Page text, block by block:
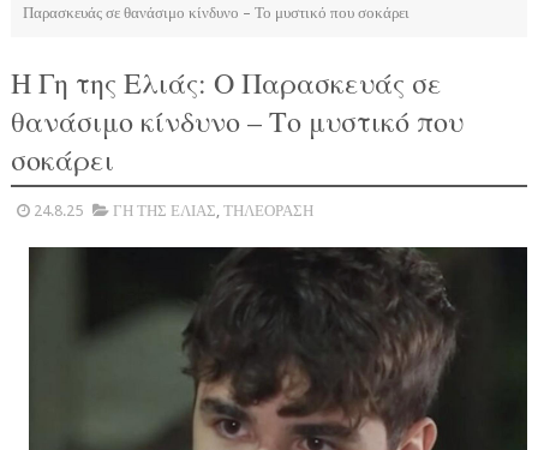
Παρασκευάς σε θανάσιμο κίνδυνο – Το μυστικό που σοκάρει
Η Γη της Ελιάς: Ο Παρασκευάς σε
θανάσιμο κίνδυνο – Το μυστικό που
σοκάρει
24.8.25 ΓΗ ΤΗΣ ΕΛΙΑΣ, ΤΗΛΕΟΡΑΣΗ